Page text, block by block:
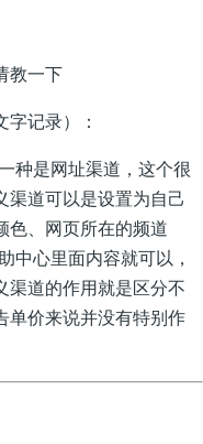
教一下
记录）：
种是网址渠道，这个很
渠道可以是设置为自己
色、网页所在的频道
中心里面内容就可以，
渠道的作用就是区分不
单价来说并没有特别作